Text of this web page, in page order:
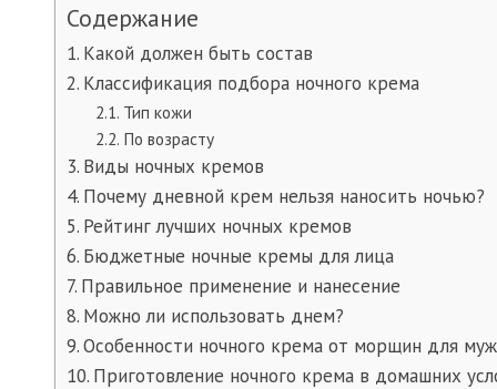
Содержание
Какой должен быть состав
Классификация подбора ночного крема
Тип кожи
По возрасту
Виды ночных кремов
Почему дневной крем нельзя наносить ночью?
Рейтинг лучших ночных кремов
Бюджетные ночные кремы для лица
Правильное применение и нанесение
Можно ли использовать днем?
Особенности ночного крема от морщин для
Приготовление ночного крема в домашних